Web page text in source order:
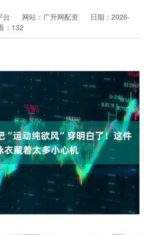
台 网站：广升网配资
日期：2026-
：132